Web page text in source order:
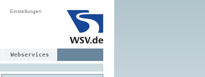
Einstellungen
Webservices
06.08.2026 12:15: 223
06.08.2026 13:15: 223
06.08.2026 13:30: 222
06.08.2026 13:45: 223